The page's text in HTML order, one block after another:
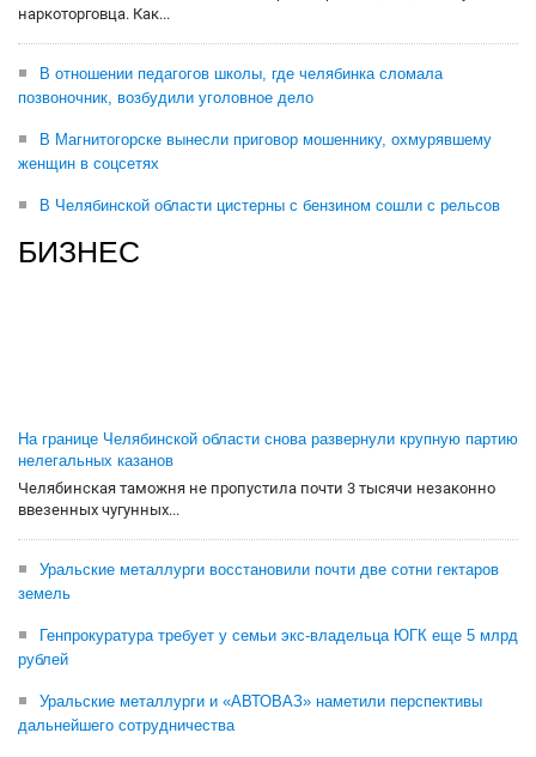
наркоторговца. Как...
В отношении педагогов школы, где челябинка сломала
позвоночник, возбудили уголовное дело
В Магнитогорске вынесли приговор мошеннику, охмурявшему
женщин в соцсетях
В Челябинской области цистерны с бензином сошли с рельсов
БИЗНЕС
На границе Челябинской области снова развернули крупную партию
нелегальных казанов
Челябинская таможня не пропустила почти 3 тысячи незаконно
ввезенных чугунных...
Уральские металлурги восстановили почти две сотни гектаров
земель
Генпрокуратура требует у семьи экс-владельца ЮГК еще 5 млрд
рублей
Уральские металлурги и «АВТОВАЗ» наметили перспективы
дальнейшего сотрудничества